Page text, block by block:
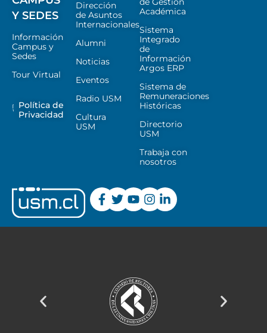
Y SEDES
Información
Campus y
Sedes
Tour Virtual
Política de
Privacidad
Dirección
de Asuntos
Internacionales
Alumni
Noticias
Eventos
Radio USM
Cultura
USM
Académica
Sistema
Integrado
de
Información
Argos ERP
Sistema de
Remuneraciones
Históricas
Directorio
USM
Trabaja con
nosotros